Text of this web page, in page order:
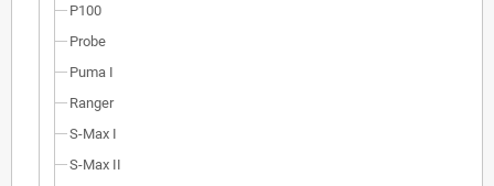
P100
Probe
Puma I
Ranger
S-Max I
S-Max II